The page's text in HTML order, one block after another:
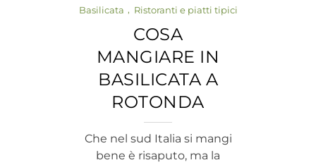
Basilicata Ristoranti e piatti tipici
COSA
MANGIARE IN
BASILICATA A
ROTONDA
Che nel sud Italia si mangi
bene è risaputo, ma la